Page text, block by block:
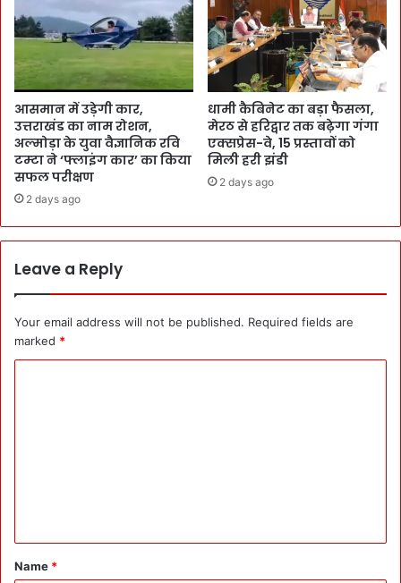
आसमान में उड़ेगी कार,
उत्तराखंड का नाम रोशन,
अल्मोड़ा के युवा वैज्ञानिक रवि
टम्टा ने ‘फ्लाइंग कार’ का किया
सफल परीक्षण
2 days ago
धामी कैबिनेट का बड़ा फैसला,
मेरठ से हरिद्वार तक बढ़ेगा गंगा
एक्सप्रेस-वे, 15 प्रस्तावों को
मिली हरी झंडी
2 days ago
Leave a Reply
Your email address will not be published. Required fields are
marked *
*
Name *